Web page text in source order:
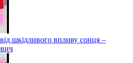
шкідливого впливу сонця –